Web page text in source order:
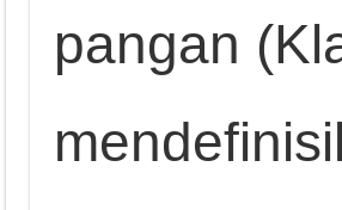
pangan